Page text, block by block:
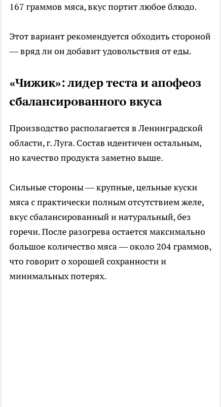
167 граммов мяса, вкус портит любое блюдо.
Этот вариант рекомендуется обходить стороной
— вряд ли он добавит удовольствия от еды.
«Чижик»: лидер теста и апофеоз
сбалансированного вкуса
Производство располагается в Ленинградской
области, г. Луга. Состав идентичен остальным,
но качество продукта заметно выше.
Сильные стороны — крупные, цельные куски
мяса с практически полным отсутствием желе,
вкус сбалансированный и натуральный, без
горечи. После разогрева остается максимально
большое количество мяса — около 204 граммов,
что говорит о хорошей сохранности и
минимальных потерях.